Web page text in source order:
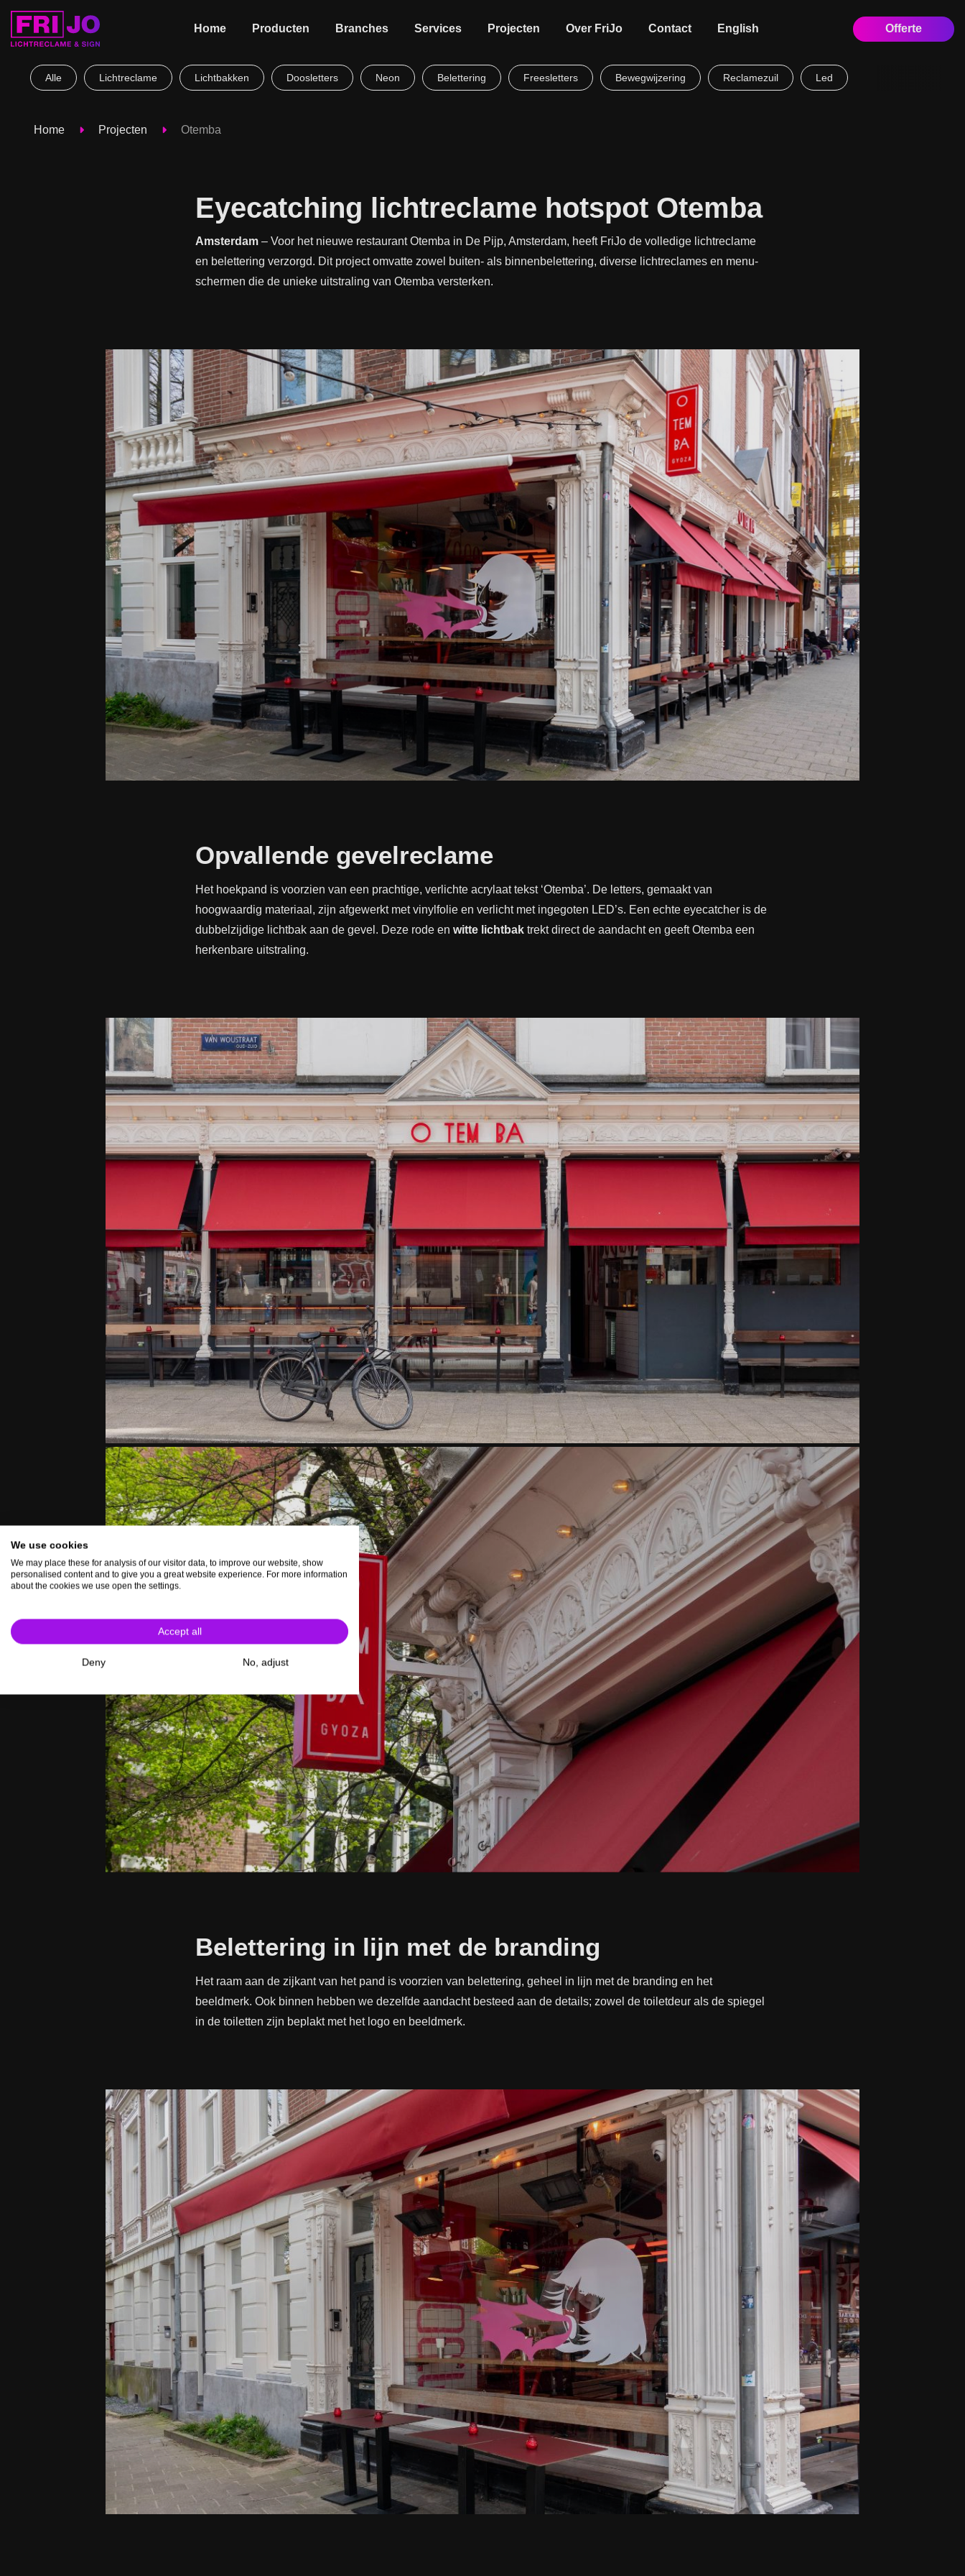
Home Producten Branches Services Projecten Over FriJo Contact English Offerte
Alle Lichtreclame Lichtbakken Doosletters Neon Belettering Freesletters Bewegwijzering Reclamezuil Led
Home Projecten Otemba
Eyecatching lichtreclame hotspot Otemba
Amsterdam – Voor het nieuwe restaurant Otemba in De Pijp, Amsterdam, heeft FriJo de volledige lichtreclame
en belettering verzorgd. Dit project omvatte zowel buiten- als binnenbelettering, diverse lichtreclames en menu-
schermen die de unieke uitstraling van Otemba versterken.
Opvallende gevelreclame
Het hoekpand is voorzien van een prachtige, verlichte acrylaat tekst ‘Otemba’. De letters, gemaakt van
hoogwaardig materiaal, zijn afgewerkt met vinylfolie en verlicht met ingegoten LED’s. Een echte eyecatcher is de
dubbelzijdige lichtbak aan de gevel. Deze rode en witte lichtbak trekt direct de aandacht en geeft Otemba een
herkenbare uitstraling.
Belettering in lijn met de branding
Het raam aan de zijkant van het pand is voorzien van belettering, geheel in lijn met de branding en het
beeldmerk. Ook binnen hebben we dezelfde aandacht besteed aan de details; zowel de toiletdeur als de spiegel
in de toiletten zijn beplakt met het logo en beeldmerk.
We use cookies
We may place these for analysis of our visitor data, to improve our website, show
personalised content and to give you a great website experience. For more information
about the cookies we use open the settings.
Accept all
Deny No, adjust